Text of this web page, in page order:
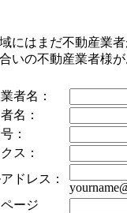
にはまだ不動産業
いの不動産業者様
者名：
名：
：
ス：
ドレス：
ージ